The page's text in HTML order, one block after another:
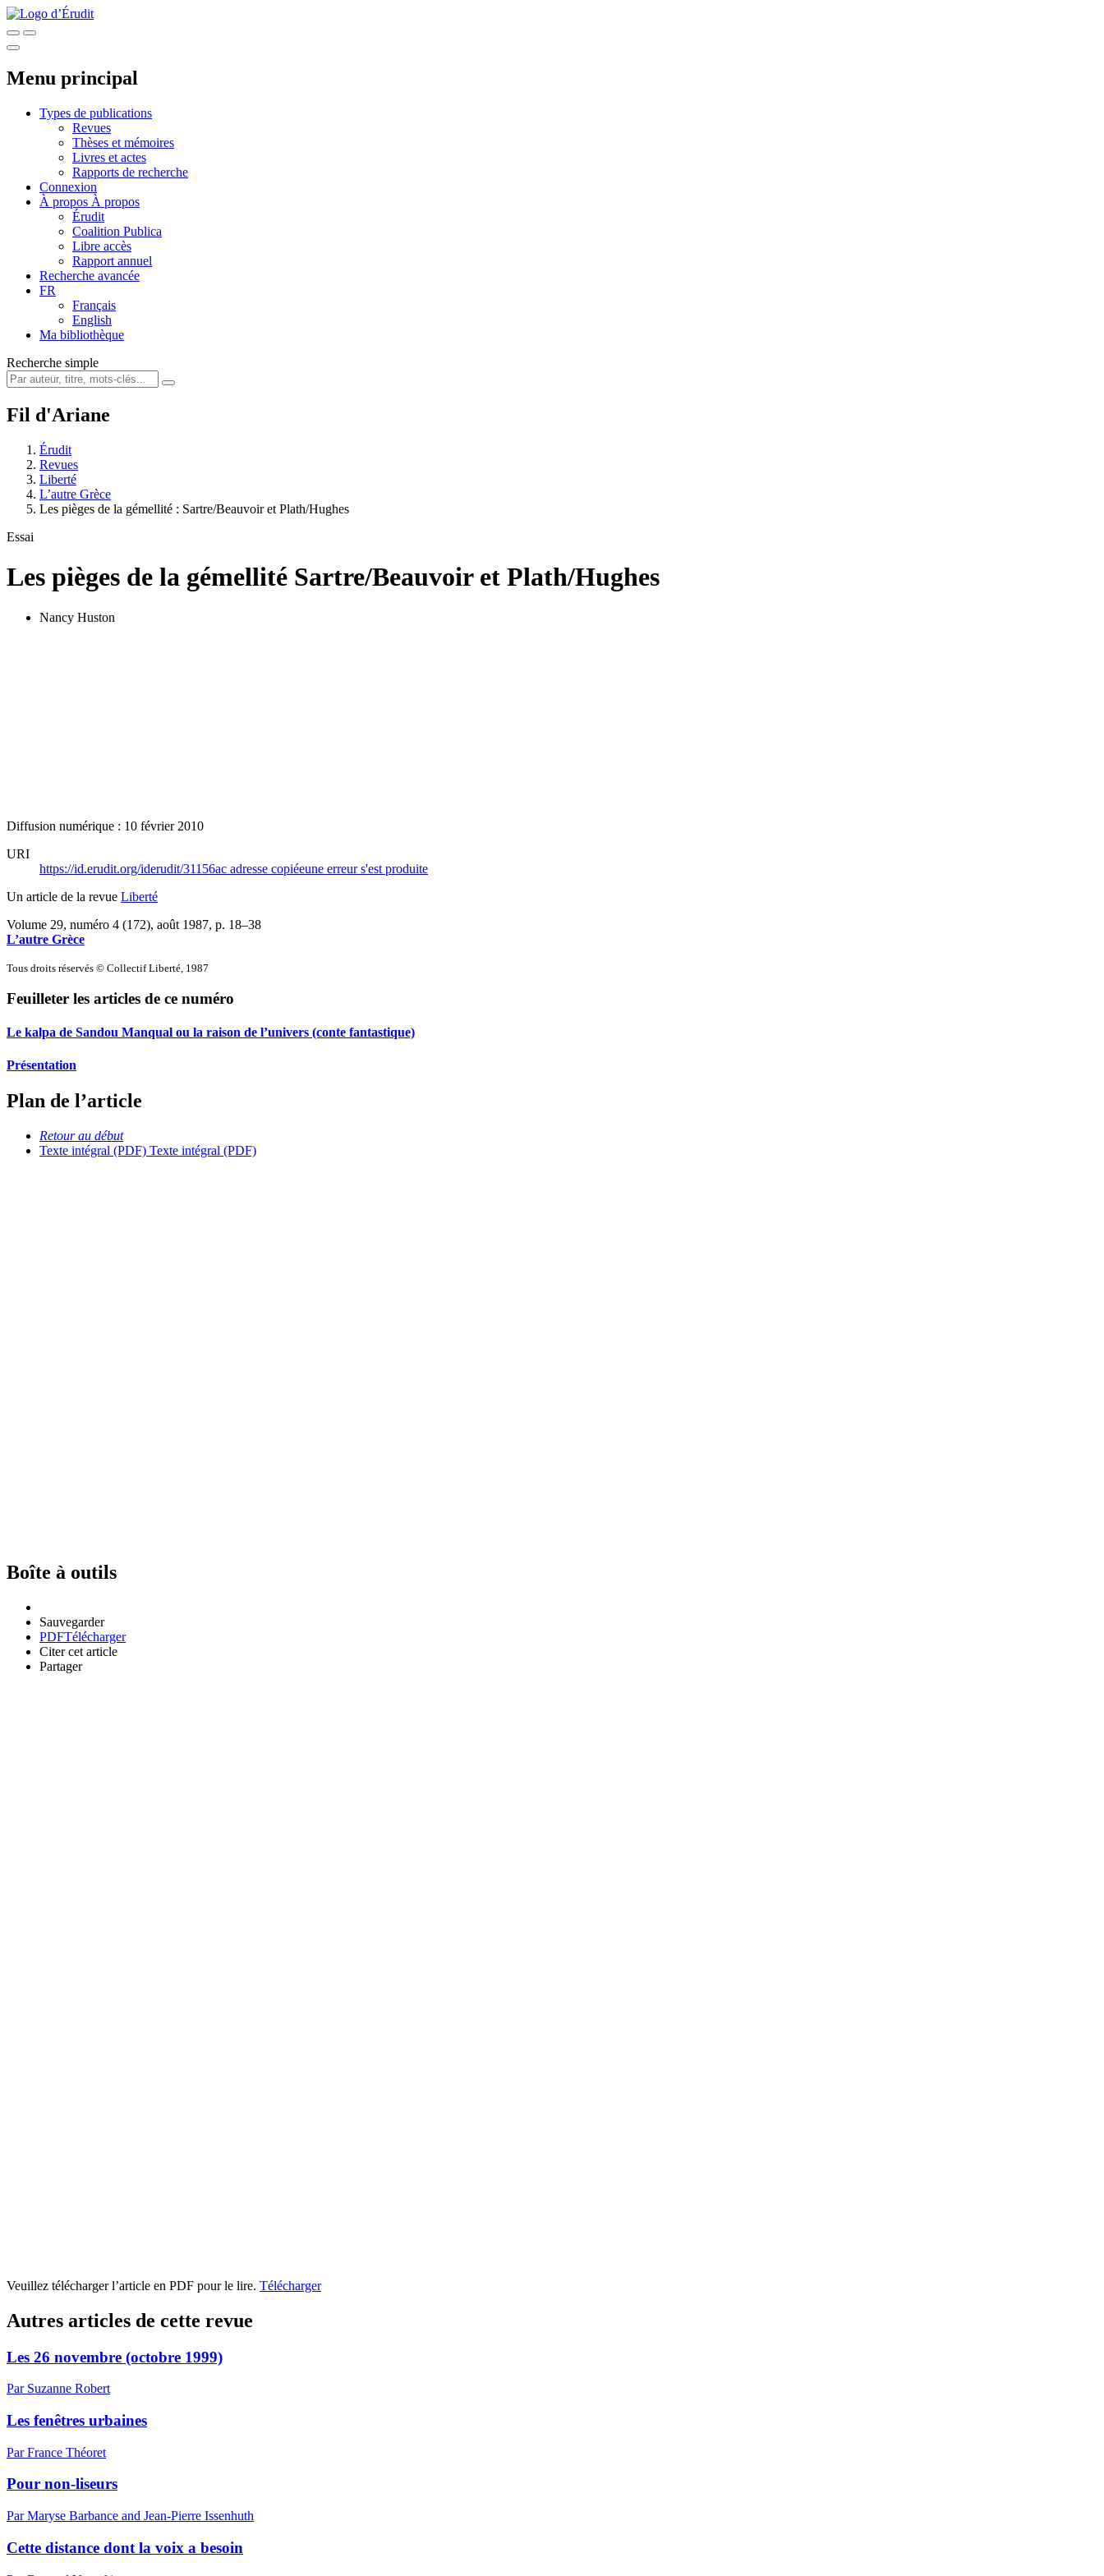
Menu principal
Types de publications
Revues
Thèses et mémoires
Livres et actes
Rapports de recherche
Connexion
À propos À propos
Érudit
Coalition Publica
Libre accès
Rapport annuel
Recherche avancée
FR
Français
English
Ma bibliothèque
Recherche simple
Fil d'Ariane
Érudit
Revues
Liberté
L’autre Grèce
Les pièges de la gémellité : Sartre/Beauvoir et Plath/Hughes
Essai
Les pièges de la gémellité Sartre/Beauvoir et Plath/Hughes
Nancy Huston
Diffusion numérique : 10 février 2010
URI
https://id.erudit.org/iderudit/31156ac adresse copiéeune erreur s'est produite
Un article de la revue Liberté
Volume 29, numéro 4 (172), août 1987, p. 18–38
L’autre Grèce
Tous droits réservés © Collectif Liberté, 1987
Feuilleter les articles de ce numéro
Le kalpa de Sandou Manqual ou la raison de l’univers (conte fantastique)
Présentation
Plan de l’article
Retour au début
Texte intégral (PDF) Texte intégral (PDF)
Boîte à outils
Sauvegarder
PDFTélécharger
Citer cet article
Partager
Veuillez télécharger l’article en PDF pour le lire. Télécharger
Autres articles de cette revue
Les 26 novembre (octobre 1999)
Par Suzanne Robert
Les fenêtres urbaines
Par France Théoret
Pour non-liseurs
Par Maryse Barbance and Jean-Pierre Issenhuth
Cette distance dont la voix a besoin